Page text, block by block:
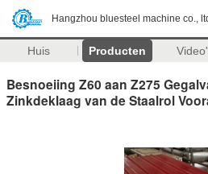
Hangzhou bluesteel machine co.,
Huis Producten
Besnoeiing Z60 aan Z275
Zinkdeklaag van de Staalrol